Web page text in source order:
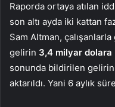
Raporda ortaya atılan
son altı ayda iki kattan
Sam Altman,
gelirin 3,4 milyar dolara
sonunda bildirilen
aktarıldı. Yani 6 aylık